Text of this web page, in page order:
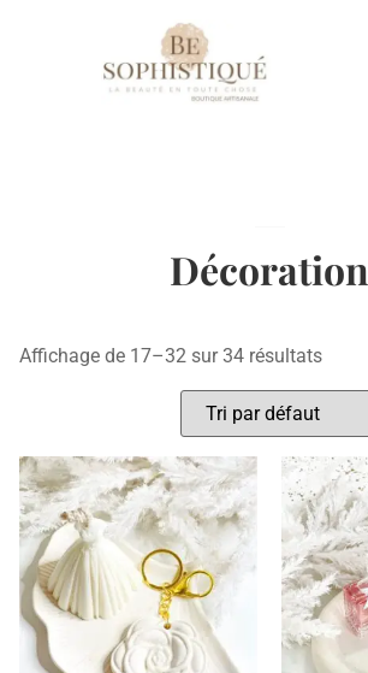
Décoration
Affichage de 17–32 sur 34 résultats